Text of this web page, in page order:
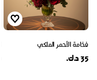
فخامة الأحمر الملكي
35 د.ك.